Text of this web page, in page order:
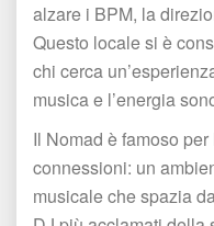
alzare i BPM, la
Questo locale si è
chi cerca
musica e l’energia
Il Nomad è famoso
connessioni: un
musicale che spazia